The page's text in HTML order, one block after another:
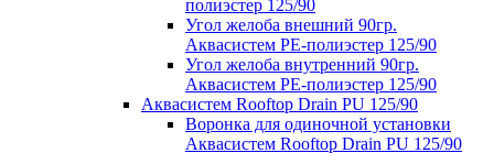
полиэстер 125/90
Угол желоба внешний 90гр.
Аквасистем PE-полиэстер 125/90
Угол желоба внутренний 90гр.
Аквасистем PE-полиэстер 125/90
Аквасистем Rooftop Drain PU 125/90
Воронка для одиночной установки
Аквасистем Rooftop Drain PU 125/90